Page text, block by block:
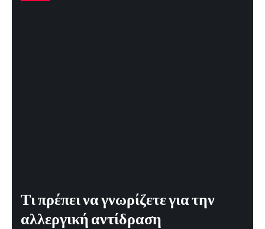
Τι πρέπει να γνωρίζετε για την
αλλεργική αντίδραση